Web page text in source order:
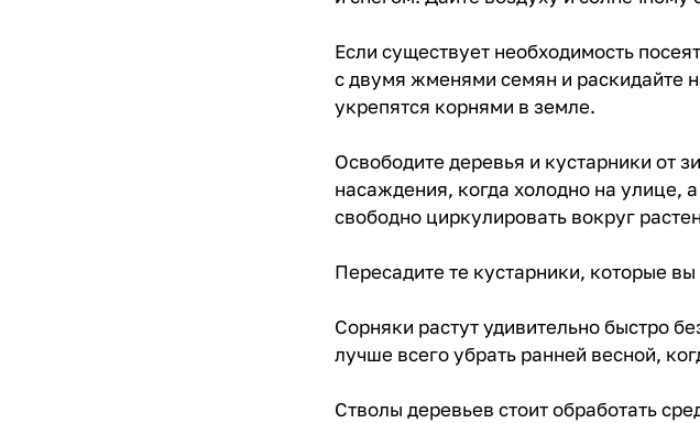
Если существует необходимость
с двумя жменями семян и раскидайте
укрепятся корнями в земле.
Освободите деревья и кустарники от
насаждения, когда холодно на улице,
свободно циркулировать вокруг
Пересадите те кустарники, которые
Сорняки растут удивительно быстро
лучше всего убрать ранней весной,
Стволы деревьев стоит обработать